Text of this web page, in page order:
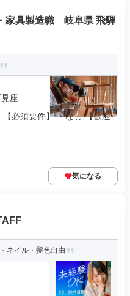
家具製造職 岐阜県 飛騨
座
必須要件】 ・なし 【歓迎
気になる
ネイル・髪色自由